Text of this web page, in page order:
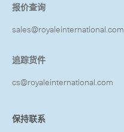
报价查询
sales@royaleinternational.com
追踪货件
cs@royaleinternational.com
保持联系